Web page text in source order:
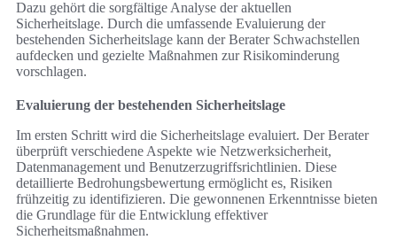
Dazu gehört die sorgfältige Analyse der aktuellen
Sicherheitslage. Durch die umfassende Evaluierung der
bestehenden Sicherheitslage kann der Berater Schwachstellen
aufdecken und gezielte Maßnahmen zur Risikominderung
vorschlagen.
Evaluierung der bestehenden Sicherheitslage
Im ersten Schritt wird die Sicherheitslage evaluiert. Der Berater
überprüft verschiedene Aspekte wie Netzwerksicherheit,
Datenmanagement und Benutzerzugriffsrichtlinien. Diese
detaillierte Bedrohungsbewertung ermöglicht es, Risiken
frühzeitig zu identifizieren. Die gewonnenen Erkenntnisse bieten
die Grundlage für die Entwicklung effektiver
Sicherheitsmaßnahmen.